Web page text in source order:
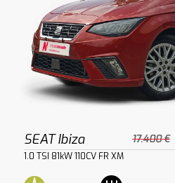
SEAT Ibiza 17.400 €
1.0 TSI 81kW 110CV FR XM